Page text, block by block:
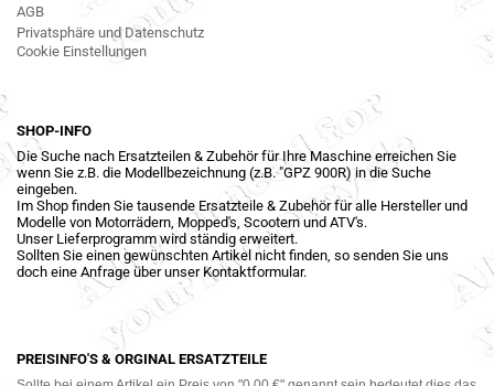
AGB
Privatsphäre und Datenschutz
Cookie Einstellungen
SHOP-INFO
Die Suche nach Ersatzteilen & Zubehör für Ihre Maschine erreichen Sie
wenn Sie z.B. die Modellbezeichnung (z.B. "GPZ 900R) in die Suche
eingeben.
Im Shop finden Sie tausende Ersatzteile & Zubehör für alle Hersteller und
Modelle von Motorrädern, Mopped's, Scootern und ATV's.
Unser Lieferprogramm wird ständig erweitert.
Sollten Sie einen gewünschten Artikel nicht finden, so senden Sie uns
doch eine Anfrage über unser Kontaktformular.
PREISINFO'S & ORGINAL ERSATZTEILE